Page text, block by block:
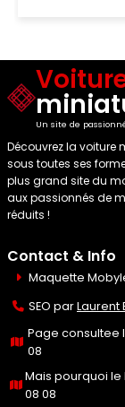
Un site de
Découvrez la voiture
sous toutes ses
plus grand site du
aux passionnés de
réduits !
Contact & Info
Maquette
SEO parLaurent
Page consultee
08
Mais pourquoi le
08 08